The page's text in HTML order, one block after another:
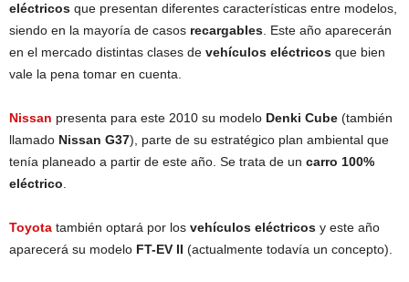
eléctricos que presentan diferentes características entre modelos,
siendo en la mayoría de casos recargables . Este año aparecerán
en el mercado distintas clases de vehículos eléctricos que bien
vale la pena tomar en cuenta.
Nissan presenta para este 2010 su modelo Denki Cube (también
llamado Nissan G37), parte de su estratégico plan ambiental que
tenía planeado a partir de este año. Se trata de un carro 100%
eléctrico
Toyota también optará por los vehículos eléctricos y este año
aparecerá su modelo FT-EV II (actualmente todavía un concepto).